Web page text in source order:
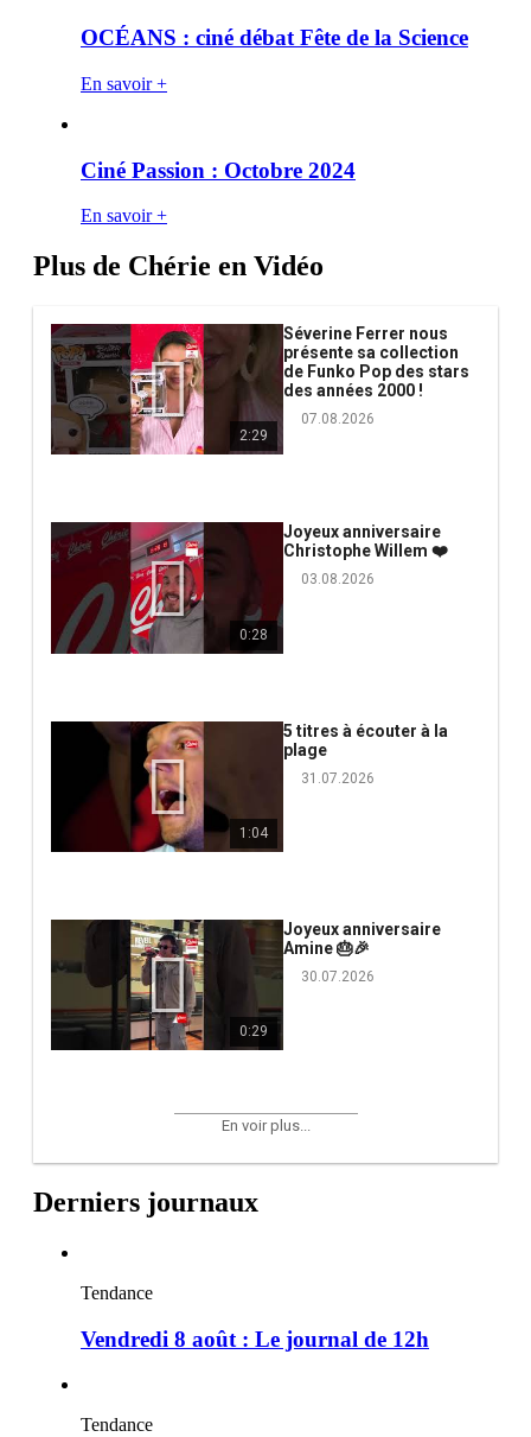
OCÉANS : ciné débat Fête de la Science
En savoir +
Ciné Passion : Octobre 2024
En savoir +
Plus de Chérie en Vidéo
2:29
Séverine Ferrer nous
présente sa collection
de Funko Pop des stars
des années 2000 !
07.08.2026
0:28
Joyeux anniversaire
Christophe Willem ❤️
03.08.2026
1:04
5 titres à écouter à la
plage
31.07.2026
0:29
Joyeux anniversaire
Amine 🎂🎉
30.07.2026
En voir plus...
Derniers journaux
Tendance
Vendredi 8 août : Le journal de 12h
Tendance